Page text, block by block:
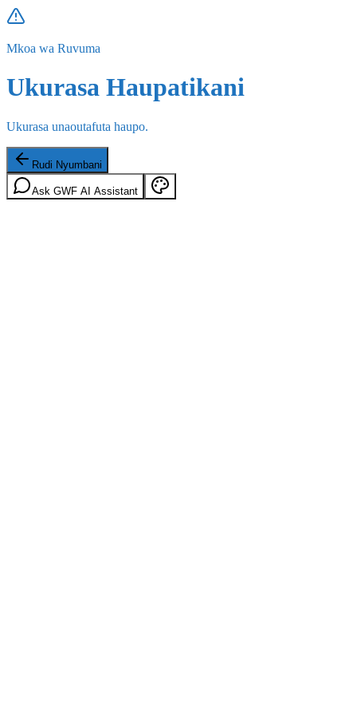
Mkoa wa Ruvuma
Ukurasa Haupatikani
Ukurasa unaoutafuta haupo.
Rudi Nyumbani
Ask GWF AI Assistant